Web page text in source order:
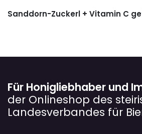
Sanddorn-Zuckerl + Vitamin C
Für Honigliebhaber und
der Onlineshop des
Landesverbandes für